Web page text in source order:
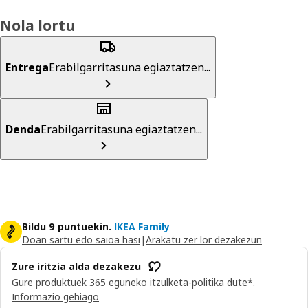
Nola lortu
EntregaErabilgarritasuna egiaztatzen...
DendaErabilgarritasuna egiaztatzen...
Bildu 9 puntuekin. IKEA Family
Doan sartu edo saioa hasi |Arakatu zer lor dezakezun
Zure iritzia alda dezakezu
Gure produktuek 365 eguneko itzulketa-politika dute*.
Informazio gehiago